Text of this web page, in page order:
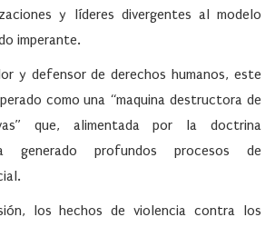
y líderes divergentes al modelo
imperante.
y defensor de derechos humanos, este
como una “maquina destructora de
que, alimentada por la doctrina
generado profundos procesos de
los hechos de violencia contra los